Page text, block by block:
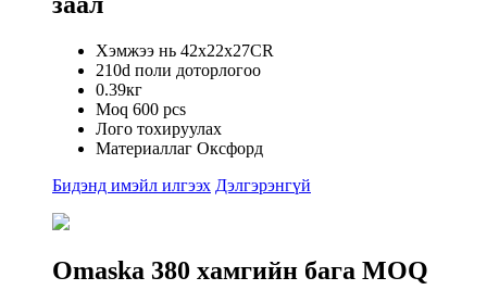
Хэмжээ нь 42x22x27CR
210d поли доторлогоо
0.39кг
Moq 600 pcs
Лого тохируулах
Материаллаг Оксфорд
Бидэнд имэйл илгээх Дэлгэрэнгүй
Omaska ​​380 хамгийн бага MOQ